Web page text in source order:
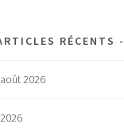
RÉCENTS
2026